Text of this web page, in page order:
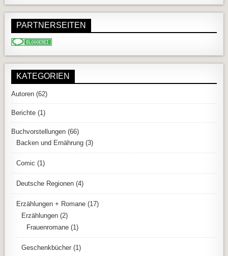
PARTNERSEITEN
KATEGORIEN
Autoren (62)
Berichte (1)
Buchvorstellungen (66)
Backen und Ernährung (3)
Comic (1)
Deutsche Regionen (4)
Erzählungen + Romane (17)
Erzählungen (2)
Frauenromane (1)
Geschenkbücher (1)